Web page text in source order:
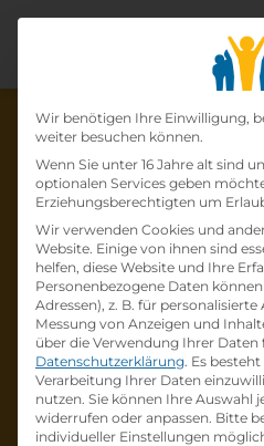
Die Lehrstelle
besetzt!
Die LehrstelleLehrling
/d)beiLidl Österreich
Firmenprofil besuchen
Andere Lehrstelle
Wir benötigen Ihre Einwilligung,
weiter besuchen können.
Wenn Sie unter 16 Jahre alt sind
optionalen Services geben
Erziehungsberechtigten um
Wir verwenden Cookies und
Website. Einige von ihnen sind
helfen, diese Website und Ihre
Personenbezogene Daten
Adressen), z. B. für
Messung von Anzeigen und
über die Verwendung Ihrer Daten
Datenschutzerklärung. Es
Verarbeitung Ihrer Daten
nutzen. Sie können Ihre Auswahl
widerrufen oder anpassen. Bitte
individueller Einstellungen